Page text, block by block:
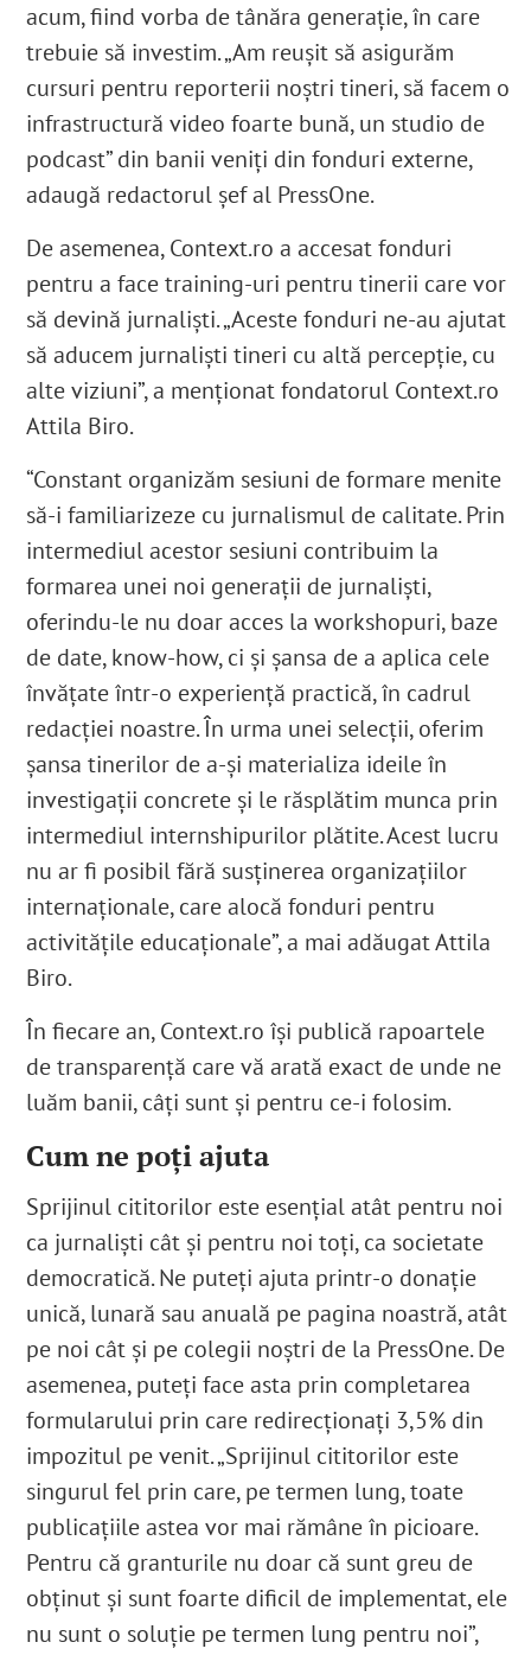
acum, fiind vorba de tânăra generație, în care
trebuie să investim. „Am reușit să asigurăm
cursuri pentru reporterii noștri tineri, să facem o
infrastructură video foarte bună, un studio de
podcast” din banii veniți din fonduri externe,
adaugă redactorul șef al PressOne.
De asemenea, Context.ro a accesat fonduri
pentru a face training-uri pentru tinerii care vor
să devină jurnaliști. „Aceste fonduri ne-au ajutat
să aducem jurnaliști tineri cu altă percepție, cu
alte viziuni”, a menționat fondatorul Context.ro
Attila Biro.
“Constant organizăm sesiuni de formare menite
să-i familiarizeze cu jurnalismul de calitate. Prin
intermediul acestor sesiuni contribuim la
formarea unei noi generații de jurnaliști,
oferindu-le nu doar acces la workshopuri, baze
de date, know-how, ci și șansa de a aplica cele
învățate într-o experiență practică, în cadrul
redacției noastre. În urma unei selecții, oferim
șansa tinerilor de a-și materializa ideile în
investigații concrete și le răsplătim munca prin
intermediul internshipurilor plătite. Acest lucru
nu ar fi posibil fără susținerea organizațiilor
internaționale, care alocă fonduri pentru
activitățile educaționale”, a mai adăugat Attila
Biro.
În fiecare an, Context.ro își publică rapoartele
de transparență care vă arată exact de unde ne
luăm banii, câți sunt și pentru ce-i folosim.
Cum ne poți ajuta
Sprijinul cititorilor este esențial atât pentru noi
ca jurnaliști cât și pentru noi toți, ca societate
democratică. Ne puteți ajuta printr-o donație
unică, lunară sau anuală pe pagina noastră, atât
pe noi cât și pe colegii noștri de la PressOne. De
asemenea, puteți face asta prin completarea
formularului prin care redirecționați 3,5% din
impozitul pe venit. „Sprijinul cititorilor este
singurul fel prin care, pe termen lung, toate
publicațiile astea vor mai rămâne în picioare.
Pentru că granturile nu doar că sunt greu de
obținut și sunt foarte dificil de implementat, ele
nu sunt o soluție pe termen lung pentru noi”,